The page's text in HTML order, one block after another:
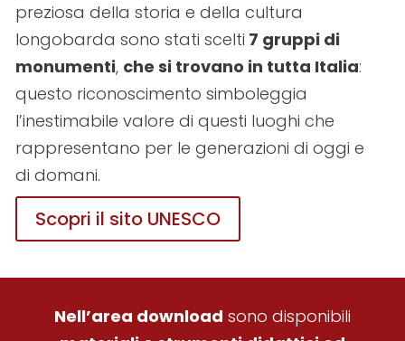
preziosa della storia e della cultura
longobarda sono stati scelti 7 gruppi di
monumenti, che si trovano in tutta Italia:
questo riconoscimento simboleggia
l’inestimabile valore di questi luoghi che
rappresentano per le generazioni di oggi e
di domani.
Scopri il sito UNESCO
Nell’area download sono disponibili